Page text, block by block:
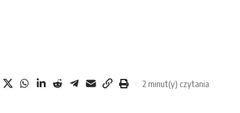
2 minut(y) czytania